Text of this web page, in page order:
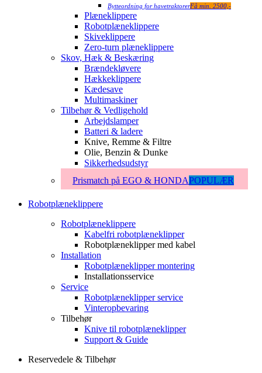
Bytteordning for havetraktorerFå min. 2500,-
Plæneklippere
Robotplæneklippere
Skiveklippere
Zero-turn plæneklippere
Skov, Hæk & Beskæring
Brændekløvere
Hækkeklippere
Kædesave
Multimaskiner
Tilbehør & Vedligehold
Arbejdslamper
Batteri & ladere
Knive, Remme & Filtre
Olie, Benzin & Dunke
Sikkerhedsudstyr
Prismatch på EGO & HONDAPOPULÆR
Robotplæneklippere
Robotplæneklippere
Kabelfri robotplæneklipper
Robotplæneklipper med kabel
Installation
Robotplæneklipper montering
Installationsservice
Service
Robotplæneklipper service
Vinteropbevaring
Tilbehør
Knive til robotplæneklipper
Support & Guide
Reservedele & Tilbehør